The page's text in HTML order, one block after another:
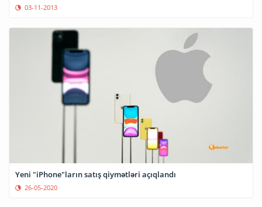
03-11-2013
Yeni "iPhone"ların satış qiymətləri açıqlandı
26-05-2020